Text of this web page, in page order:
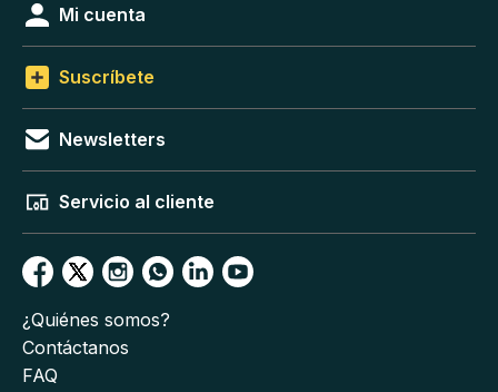
Mi cuenta
Suscríbete
Newsletters
Servicio al cliente
¿Quiénes somos?
Contáctanos
FAQ